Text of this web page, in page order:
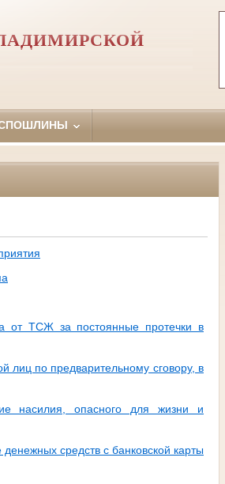
от ТСЖ за постоянные протечки в
по предварительному сговору, в
насилия, опасного для жизни и
средств с банковской карты